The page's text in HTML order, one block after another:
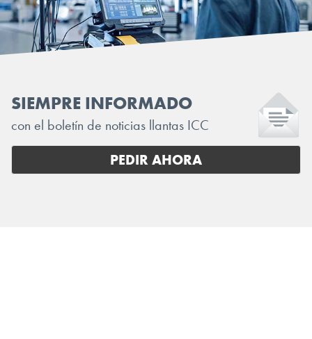
SIEMPRE INFORMADO
con el boletín de noticias llantas ICC
PEDIR AHORA